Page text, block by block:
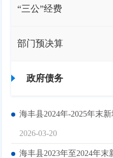
“三公”经费
部门预决算
政府债务
海丰县2024年-2025年末
2026-03-20
海丰县2023年至2024年